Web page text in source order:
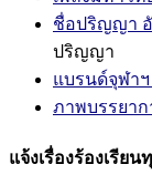
ชื่อปริญญา
ปริญญา
แบรนด์จุฬาฯ
ภาพบรรยาก
แจ้งเรื่องร้องเรียน